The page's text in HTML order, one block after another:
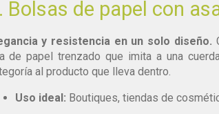
Bolsas de papel con
y resistencia en un solo diseño.
de papel trenzado que imita a una
al producto que lleva dentro.
Uso ideal: Boutiques, tiendas de